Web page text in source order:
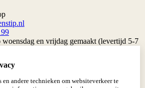
en vrijdag gemaakt (levertijd 5-7
met me opnemen via de contact
andere technieken om websiteverkeer te